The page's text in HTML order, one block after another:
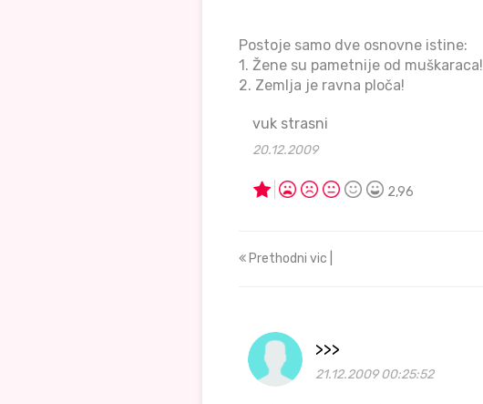
Postoje samo dve osnovne istine:
1. Žene su pametnije od muškaraca!
2. Zemlja je ravna ploča!
vuk strasni
20.12.2009
2,96
Prethodni vic |
>>>
21.12.2009 00:25:52